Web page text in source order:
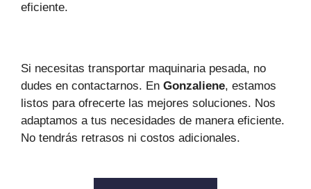
eficiente.
Si necesitas transportar maquinaria pesada, no
dudes en contactarnos. En Gonzaliene, estamos
listos para ofrecerte las mejores soluciones. Nos
adaptamos a tus necesidades de manera eficiente.
No tendrás retrasos ni costos adicionales.